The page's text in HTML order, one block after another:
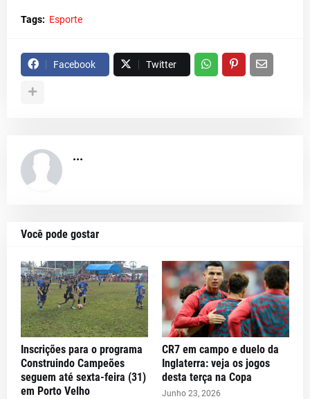
Tags: Esporte
Facebook Twitter
...
Você pode gostar
Inscrições para o programa
Construindo Campeões
seguem até sexta-feira (31)
em Porto Velho
CR7 em campo e duelo da
Inglaterra: veja os jogos
desta terça na Copa
Junho 23, 2026